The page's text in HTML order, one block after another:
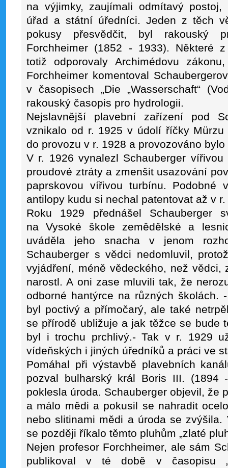
na výjimky, zaujímali odmítavý
úřad a státní úředníci. Jeden z těch
pokusy přesvědčit, byl rakouský
Forchheimer (1852 - 1933). Některé
totiž odporovaly Archimédovu
Forchheimer komentoval
v časopisech „Die „Wasserschaft“
rakouský časopis pro hydrologii.
Nejslavnější plavební zařízení pod
vznikalo od r. 1925 v údolí říčky
do provozu v r. 1928 a provozováno bylo
V r. 1926 vynalezl Schauberger
proudové ztráty a zmenšit usazování
paprskovou vířivou turbínu. Podobné
antilopy kudu si nechal patentovat až v
Roku 1929 přednášel Schauberger
na Vysoké škole zemědělské a
uváděla jeho snacha v jenom
Schauberger s vědci nedomluvil,
vyjádření, méně vědeckého, než vědci,
narostl. A oni zase mluvili tak, že
odborné hantýrce na různých
byl poctivý a přímočarý, ale také
se přírodě ubližuje a jak těžce se bude
byl i trochu prchlivý.- Tak v r. 1929
vídeňských i jiných úředníků a práci ve
Pomáhal při výstavbě plavebních
pozval bulharský král Boris III.
poklesla úroda. Schauberger objevil, že
a málo mědi a pokusil se nahradit
nebo slitinami mědi a úroda se zvýšila.
se později říkalo těmto pluhům „zlaté
Nejen profesor Forchheimer, ale sám
publikoval v té době v časopisu